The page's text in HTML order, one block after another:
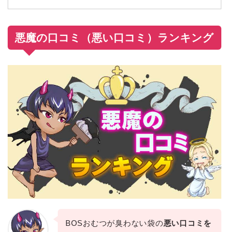
悪魔の口コミ（悪い口コミ）ランキング
BOSおむつが臭わない袋の悪い口コミを